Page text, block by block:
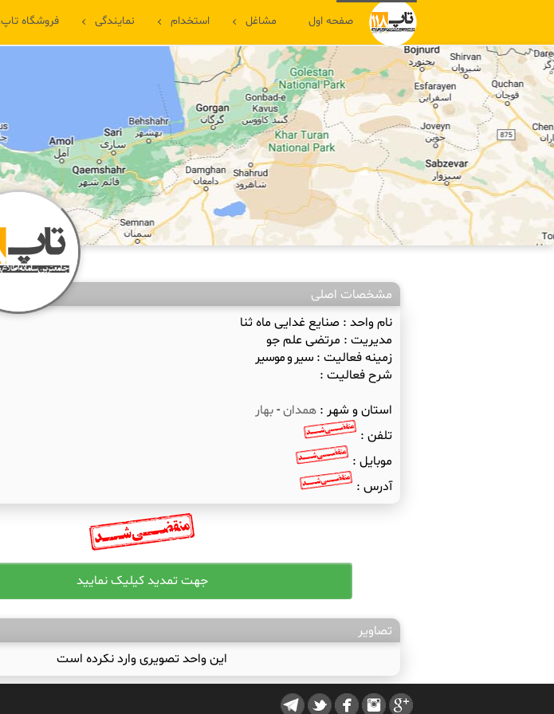
صفحه اول مشاغل استخدام نمایندگی فروشگاه تاپ۱۱۸
مشخصات اصلی
نام واحد :صنایع غدایی ماه ثنا
مدیریت : مرتضی علم جو
زمینه فعالیت :سیر و موسیر
شرح فعالیت :
استان و شهر :همدان-بهار
تلفن :
موبایل :
آدرس :
تصاویر
این واحد تصویری وارد نکرده است